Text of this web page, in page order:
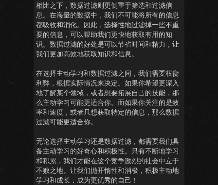
相比之下，数据过滤则更侧重于筛选和过滤信
息。在海量的数据中，我们不可能将所有的信息
都吸收和消化。因此，选择性地过滤掉一些不重
要的信息，可以帮助我们更快地获取有用的知
识。数据过滤的好处是可以节省时间和精力，让
我们更加高效地获取知识和信息。
在选择主动学习和数据过滤之间，我们需要权衡
利弊，根据实际情况来决定。如果你希望更深入
地了解某个领域，或者想要拓展自己的技能，那
么主动学习可能更适合你。而如果你关注的是效
率和速度，或者只想获取特定的信息，那么数据
过滤可能更适合你。
无论选择主动学习还是数据过滤，都需要我们具
备主动学习的好奇心和积极性。只有不断地学习
和积累，我们才能在这个竞争激烈的社会中立于
不败之地。让我们抛开惰性和消极，积极主动地
学习和成长，成为更优秀的自己！